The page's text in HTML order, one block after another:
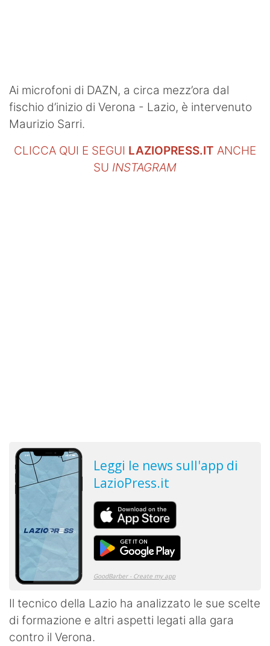
Ai microfoni di DAZN, a circa mezz’ora dal
fischio d’inizio di Verona - Lazio, è intervenuto
Maurizio Sarri.
CLICCA QUI E SEGUI LAZIOPRESS.IT ANCHE
SU INSTAGRAM
Il tecnico della Lazio ha analizzato le sue scelte
di formazione e altri aspetti legati alla gara
contro il Verona.